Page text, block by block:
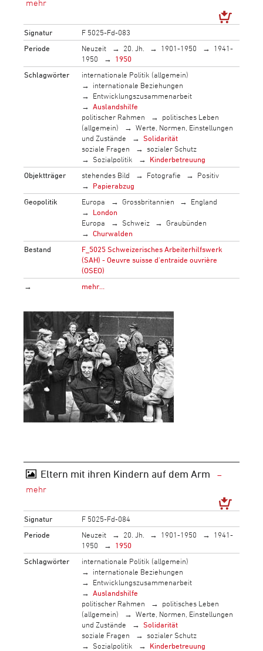
Signatur
F 5025-Fd-083
Periode
Neuzeit 20. Jh. 1901-1950
1941-
1950
1950
Schlagwörter
internationale Politik (allgemein)
internationale Beziehungen
Entwicklungszusammenarbeit
Auslandshilfe
politischer Rahmen
politisches Leben
(allgemein)
Werte, Normen, Einstellungen
und Zustände
Solidarität
soziale Fragen
sozialer Schutz
Sozialpolitik
Kinderbetreuung
Objektträger
stehendes Bild Fotografie
Positiv
Papierabzug
Geopolitik
Europa Grossbritannien
England
London
Europa
Schweiz
Graubünden
Churwalden
Bestand
F_5025 Schweizerisches Arbeiterhilfswerk
(SAH) - Oeuvre suisse d'entraide ouvrière
(OSEO)
→
mehr…
Eltern mit ihren Kindern auf dem Arm
Signatur
F 5025-Fd-084
Periode
Neuzeit 20. Jh. 1901-1950
1941-
1950
1950
Schlagwörter
internationale Politik (allgemein)
internationale Beziehungen
Entwicklungszusammenarbeit
Auslandshilfe
politischer Rahmen
politisches Leben
(allgemein)
Werte, Normen, Einstellungen
und Zustände
Solidarität
soziale Fragen
sozialer Schutz
Sozialpolitik
Kinderbetreuung